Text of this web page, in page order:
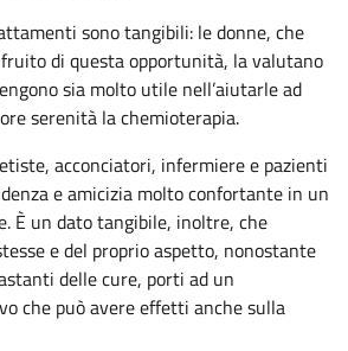
sono tangibili: le donne, che
di questa opportunità, la valutano
sia molto utile nell’aiutarle ad
serenità la chemioterapia.
acconciatori, infermiere e pazienti
e amicizia molto confortante in un
È un dato tangibile, inoltre, che
e del proprio aspetto, nonostante
delle cure, porti ad un
che può avere effetti anche sulla